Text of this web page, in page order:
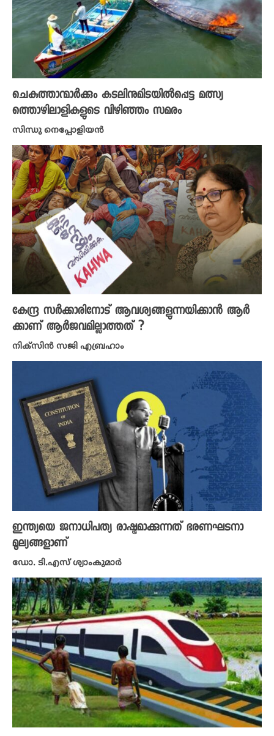
ചെകുത്താന്മാർക്കും കടലിനുമിടയിൽപ്പെട്ട മത്സ്യ
ത്തൊഴിലാളികളുടെ വിഴിഞ്ഞം സമരം
സിന്ധു നെപ്പോളിയൻ
കേന്ദ്ര സർക്കാരിനോട് ആവശ്യങ്ങളുന്നയിക്കാൻ ആർ
ക്കാണ് ആർജവമില്ലാത്തത് ?
നിക്സിന്‍ സജി എബ്രഹാം
ഇന്ത്യയെ ജനാധിപത്യ രാഷ്ട്രമാക്കുന്നത് ഭരണഘടനാ
മൂല്യങ്ങളാണ്
ഡോ. ടി.എസ് ശ്യാംകുമാർ